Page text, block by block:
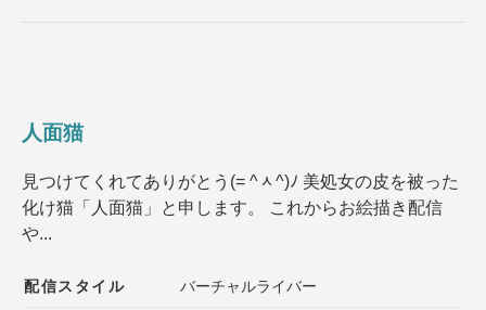
人面猫
見つけてくれてありがとう(= ^ᆺ^)ﾉ 美処女の皮を被った
化け猫「人面猫」と申します。 これからお絵描き配信
や...
配信スタイル バーチャルライバー